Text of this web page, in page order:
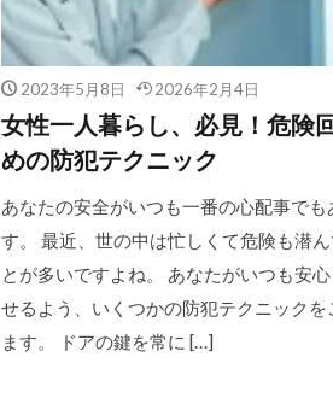
2023年5月8日 2026年2月4日
女性一人暮らし、必見！危険
めの防犯テクニック
あなたの安全がいつも一番の心配事でも
す。 最近、世の中は忙しくて危険も潜ん
とが多いですよね。 あなたがいつも安
せるよう、いくつかの防犯テクニックを
ます。 ドアの鍵を常に […]